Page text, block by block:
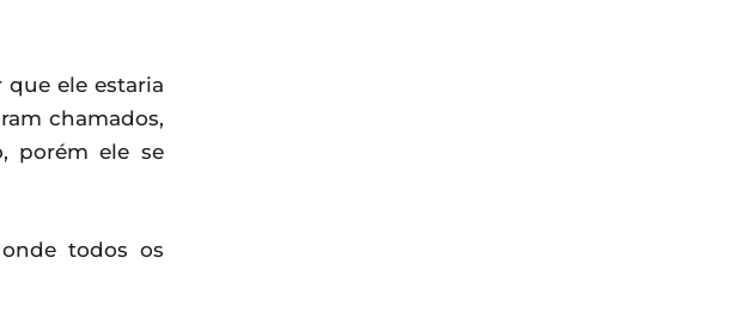
ele estaria
chamados,
porém ele se
todos os